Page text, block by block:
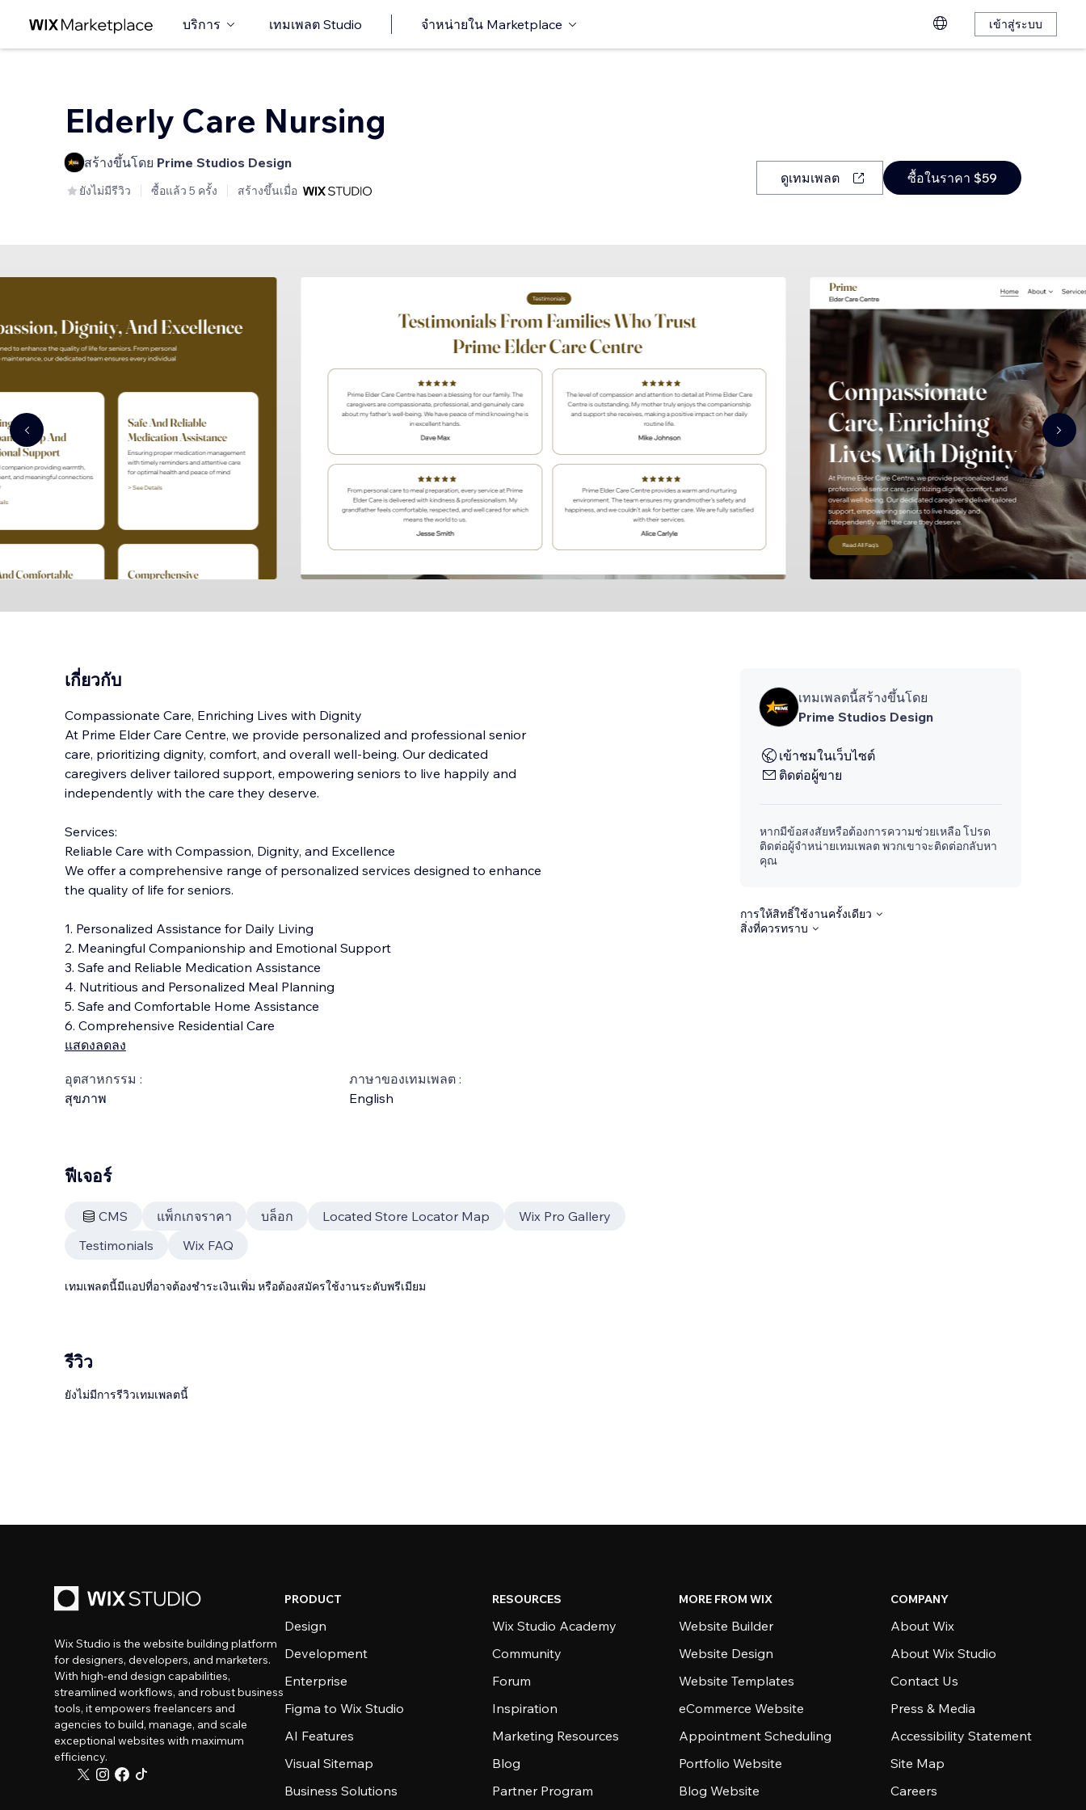
บริการ เทมเพลต Studio จำหน่ายใน Marketplace เข้าสู่ระบบ
Elderly Care Nursing
สร้างขึ้นโดย Prime Studios Design
ยังไม่มีรีวิว ซื้อแล้ว 5 ครั้ง สร้างขึ้นเมื่อ
ดูเทมเพลต ซื้อในราคา $59
เกี่ยวกับ
Compassionate Care, Enriching Lives with Dignity
At Prime Elder Care Centre, we provide personalized and professional senior
care, prioritizing dignity, comfort, and overall well-being. Our dedicated
caregivers deliver tailored support, empowering seniors to live happily and
independently with the care they deserve.
Services:
Reliable Care with Compassion, Dignity, and Excellence
We offer a comprehensive range of personalized services designed to enhance
the quality of life for seniors.
1. Personalized Assistance for Daily Living
2. Meaningful Companionship and Emotional Support
3. Safe and Reliable Medication Assistance
4. Nutritious and Personalized Meal Planning
5. Safe and Comfortable Home Assistance
6. Comprehensive Residential Care
แสดงลดลง
อุตสาหกรรม :
สุขภาพ
ภาษาของเทมเพลต :
English
เทมเพลตนี้สร้างขึ้นโดย
Prime Studios Design
เข้าชมในเว็บไซต์
ติดต่อผู้ขาย
หากมีข้อสงสัยหรือต้องการความช่วยเหลือ โปรด
ติดต่อผู้จำหน่ายเทมเพลต พวกเขาจะติดต่อกลับหา
คุณ
การให้สิทธิ์ใช้งานครั้งเดียว
สิ่งที่ควรทราบ
ฟีเจอร์
CMS แพ็กเกจราคา บล็อก Located Store Locator Map
Wix Pro Gallery
Testimonials
Wix FAQ
เทมเพลตนี้มีแอปที่อาจต้องชำระเงินเพิ่ม หรือต้องสมัครใช้งานระดับพรีเมียม
รีวิว
ยังไม่มีการรีวิวเทมเพลตนี้
Wix Studio is the website building platform
for designers, developers, and marketers.
With high-end design capabilities,
streamlined workflows, and robust business
tools, it empowers freelancers and
agencies to build, manage, and scale
exceptional websites with maximum
efficiency.
PRODUCT
Design
Development
Enterprise
Figma to Wix Studio
AI Features
Visual Sitemap
Business Solutions
RESOURCES
Wix Studio Academy
Community
Forum
Inspiration
Marketing Resources
Blog
Partner Program
MORE FROM WIX
Website Builder
Website Design
Website Templates
eCommerce Website
Appointment Scheduling
Portfolio Website
Blog Website
COMPANY
About Wix
About Wix Studio
Contact Us
Press & Media
Accessibility Statement
Site Map
Careers